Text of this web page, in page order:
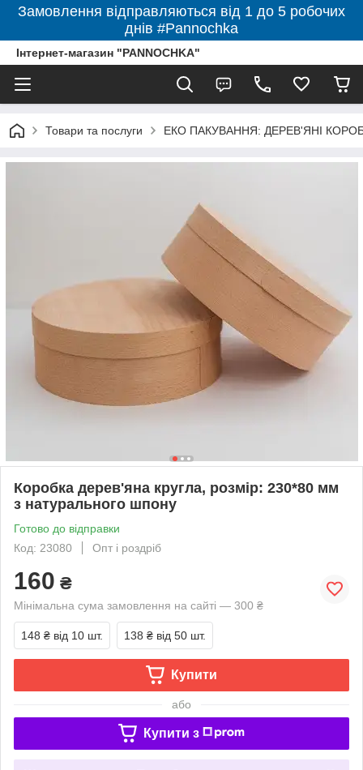
Замовлення відправляються від 1 до 5 робочих
днів #Pannochka
Інтернет-магазин "PANNOCHKA"
Товари та послуги ЕКО ПАКУВАННЯ: ДЕРЕВ'ЯНІ
Коробка дерев'яна кругла, розмір: 230*80 мм
з натурального шпону
Готово до відправки
Код: 23080
Опт і роздріб
160 ₴
Мінімальна сума замовлення на сайті — 300 ₴
148 ₴ від 10 шт. 138 ₴ від 50 шт.
Купити
або
Купити з